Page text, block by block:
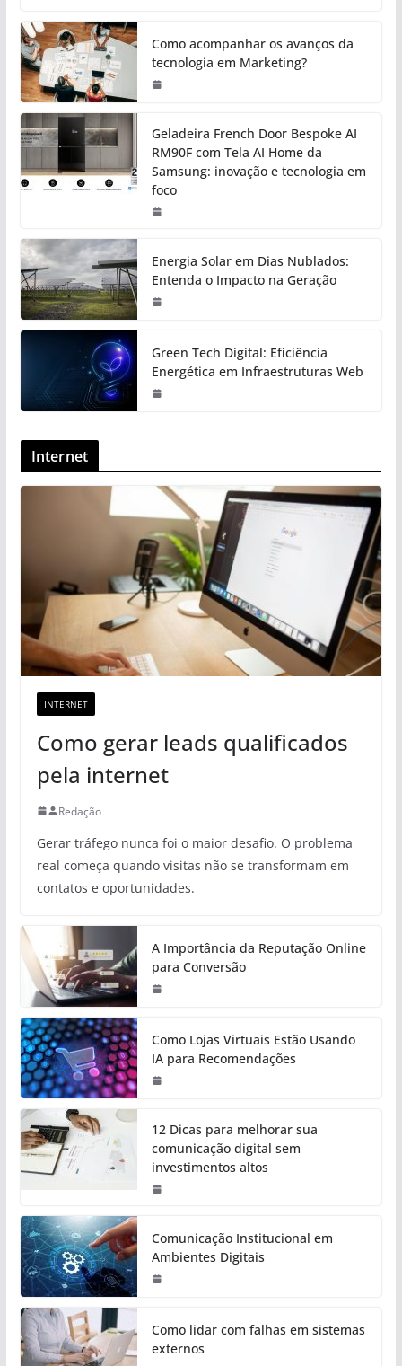
Como acompanhar os avanços da
tecnologia em Marketing?
Geladeira French Door Bespoke AI
RM90F com Tela AI Home da
Samsung: inovação e tecnologia em
foco
Energia Solar em Dias Nublados:
Entenda o Impacto na Geração
Green Tech Digital: Eficiência
Energética em Infraestruturas Web
Internet
INTERNET
Como gerar leads qualificados
pela internet
Redação
Gerar tráfego nunca foi o maior desafio. O problema
real começa quando visitas não se transformam em
contatos e oportunidades.
A Importância da Reputação Online
para Conversão
Como Lojas Virtuais Estão Usando
IA para Recomendações
12 Dicas para melhorar sua
comunicação digital sem
investimentos altos
Comunicação Institucional em
Ambientes Digitais
Como lidar com falhas em sistemas
externos